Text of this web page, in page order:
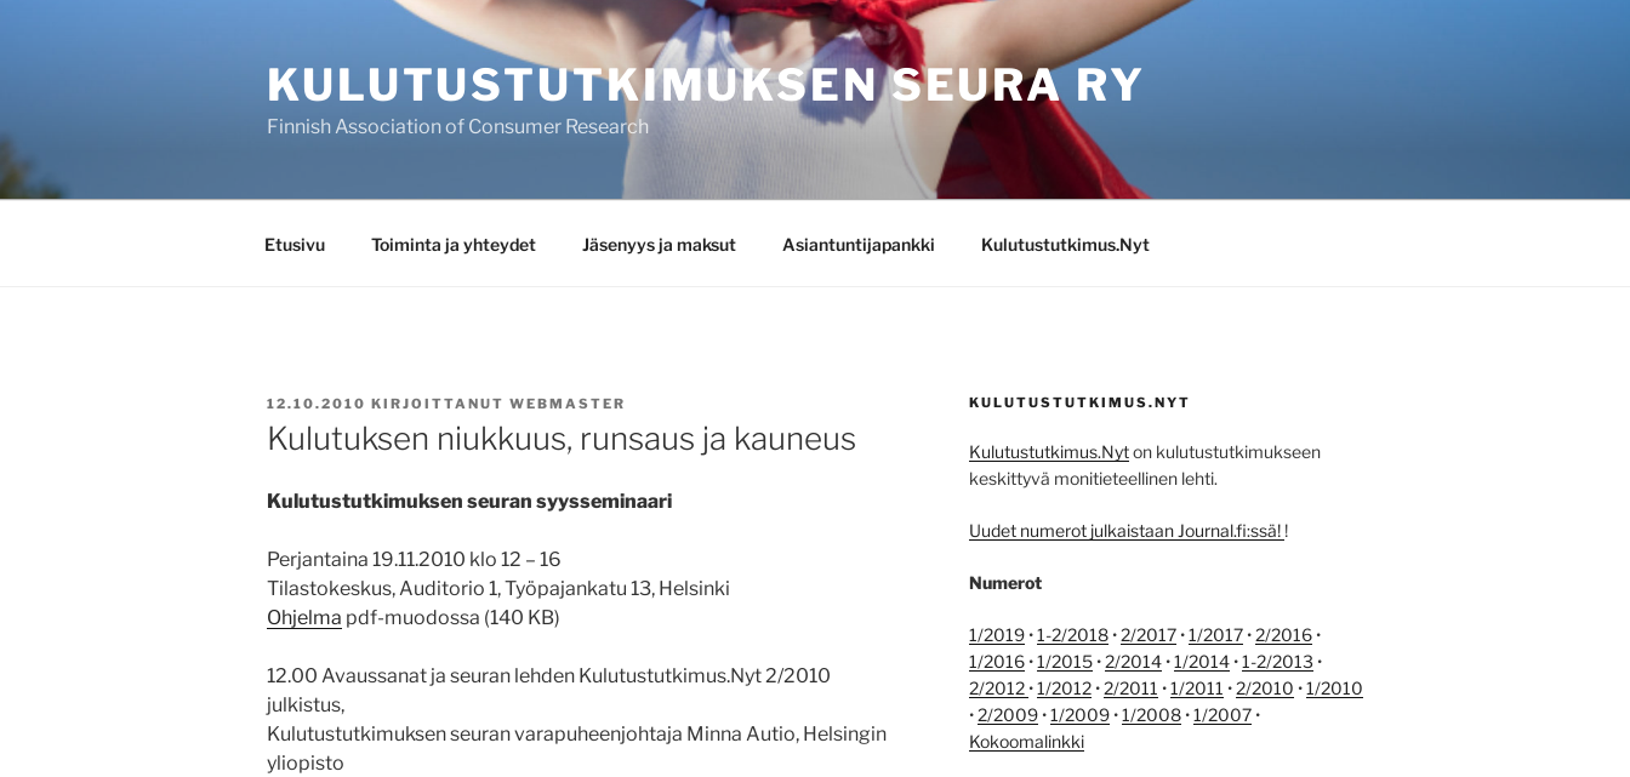
KULUTUSTUTKIMUKSEN SEURA RY
Finnish Association of Consumer Research
Etusivu Toiminta ja yhteydet Jäsenyys ja maksut Asiantuntijapankki Kulutustutkimus.Nyt
JULKAISTU
12.10.2010 KIRJOITTANUT WEBMASTER
Kulutuksen niukkuus, runsaus ja kauneus
Kulutustutkimuksen seuran syysseminaari
Perjantaina 19.11.2010 klo 12 – 16
Tilastokeskus, Auditorio 1, Työpajankatu 13, Helsinki
Ohjelma pdf-muodossa (140 KB)
12.00 Avaussanat ja seuran lehden Kulutustutkimus.Nyt 2/2010
julkistus,
Kulutustutkimuksen seuran varapuheenjohtaja Minna Autio, Helsingin
yliopisto
KULUTUSTUTKIMUS.NYT
Kulutustutkimus.Nyton kulutustutkimukseen
keskittyvä monitieteellinen lehti.
Uudet numerot julkaistaan Journal.fi:ssä! !
Numerot
1/2019•1-2/2018•2/2017•1/2017•2/2016•
1/2016•1/2015•2/2014•1/2014•1-2/2013 •
2/2012 •1/2012•2/2011 •1/2011 •2/2010 •1/2010
•2/2009•1/2009•1/2008•1/2007•
Kokoomalinkki